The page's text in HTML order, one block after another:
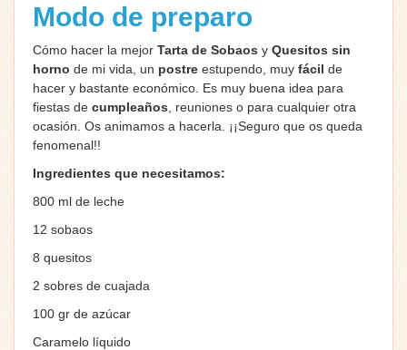
Modo de preparo
Cómo hacer la mejor Tarta de Sobaos y Quesitos sin
horno de mi vida, un postre estupendo, muy fácil de
hacer y bastante económico. Es muy buena idea para
fiestas de cumpleaños , reuniones o para cualquier otra
ocasión. Os animamos a hacerla. ¡¡Seguro que os queda
fenomenal!!
Ingredientes que necesitamos:
800 ml de leche
12 sobaos
8 quesitos
2 sobres de cuajada
100 gr de azúcar
Caramelo líquido